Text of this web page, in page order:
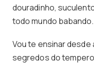
douradinho,
todo mundo babando.
Vou te ensinar desde
segredos do